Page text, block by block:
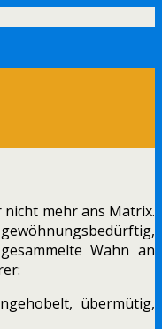
mehr ans Matrix.
Wahn an
übermütig,